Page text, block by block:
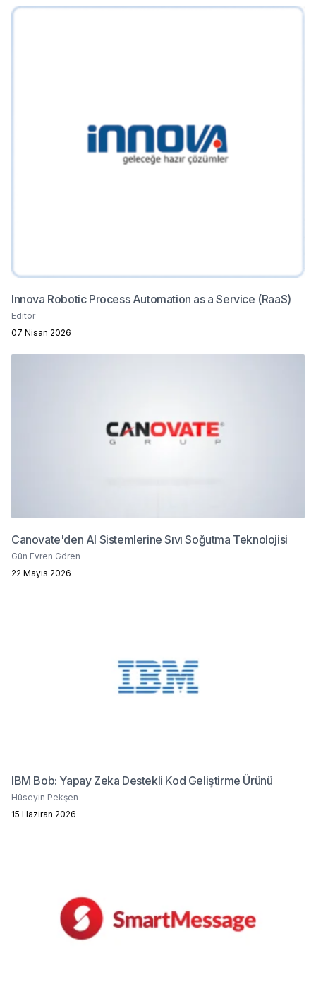
Innova Robotic Process Automation as a Service (RaaS)
Editör
07 Nisan 2026
Canovate'den AI Sistemlerine Sıvı Soğutma Teknolojisi
Gün Evren Gören
22 Mayıs 2026
IBM Bob: Yapay Zeka Destekli Kod Geliştirme Ürünü
Hüseyin Pekşen
15 Haziran 2026